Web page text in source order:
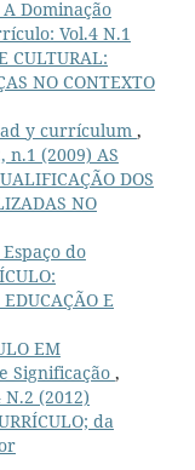
Dominação
Vol.4 N.1
CULTURAL:
NO CONTEXTO
y currículum ,
n.1 (2009) AS
DOS
NO
do
E
EM
Significação ,
(2012)
da